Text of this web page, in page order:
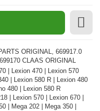
ORIGINAL, 669917.0
CLAAS ORIGINAL
| Lexion 470 | Lexion 570
| Lexion 580 R | Lexion 480
480 | Lexion 580 R
| Lexion 570 | Lexion 670 |
| Mega 202 | Mega 350 |